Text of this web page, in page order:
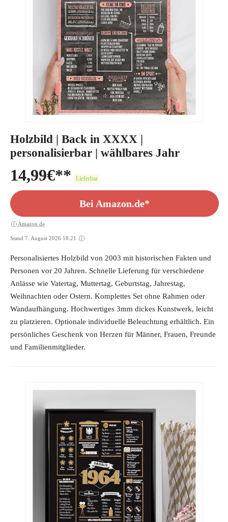
Holzbild | Back in XXXX |
personalisierbar | wählbares Jahr
14,99€ Lieferbar
Bei Amazon.de*
Amazon.de
Stand 7. August 2026 18:21
Personalisiertes Holzbild von 2003 mit historischen Fakten und
Personen vor 20 Jahren. Schnelle Lieferung für verschiedene
Anlässe wie Vatertag, Muttertag, Geburtstag, Jahrestag,
Weihnachten oder Ostern. Komplettes Set ohne Rahmen oder
Wandaufhängung. Hochwertiges 3mm dickes Kunstwerk, leicht
zu platzieren. Optionale individuelle Beleuchtung erhältlich. Ein
persönliches Geschenk von Herzen für Männer, Frauen, Freunde
und Familienmitglieder.